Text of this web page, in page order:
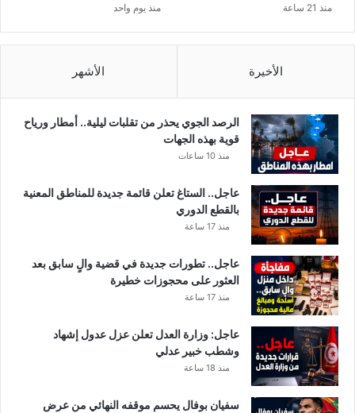
منذ 21 ساعة منذ يوم واحد
الأخيرة الأشهر
الرصد الجوي يحذر من تقلبات ليلية.. أمطار ورياح
قوية بهذه الجهات
منذ 10 ساعات
عاجل.. الستاغ تعلن قائمة جديدة للمناطق المعنية
بالقطع الدوري
منذ 17 ساعة
عاجل.. تطورات جديدة في قضية والٍ سابق بعد
العثور على محجوزات خطيرة
منذ 17 ساعة
عاجل: وزارة العدل تعلن عزل عدول إشهاد
وشطب خبير عدلي
منذ 18 ساعة
سفيان بوفال يحسم موقفه النهائي من عرض